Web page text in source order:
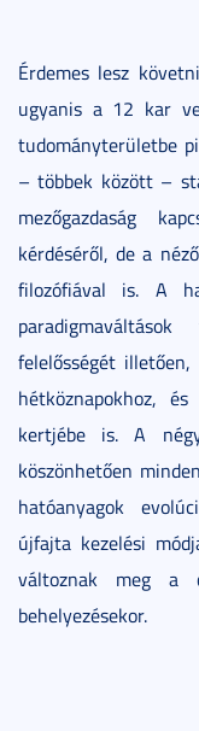
Érdemes lesz
ugyanis a 12 kar
tudományterületbe
– többek között –
mezőgazdaság
kérdéséről, de a
filozófiával is. A
felelősségét
hétköznapokhoz,
kertjébe is. A
köszönhetően
hatóanyagok
újfajta kezelési
változnak meg a
behelyezésekor.